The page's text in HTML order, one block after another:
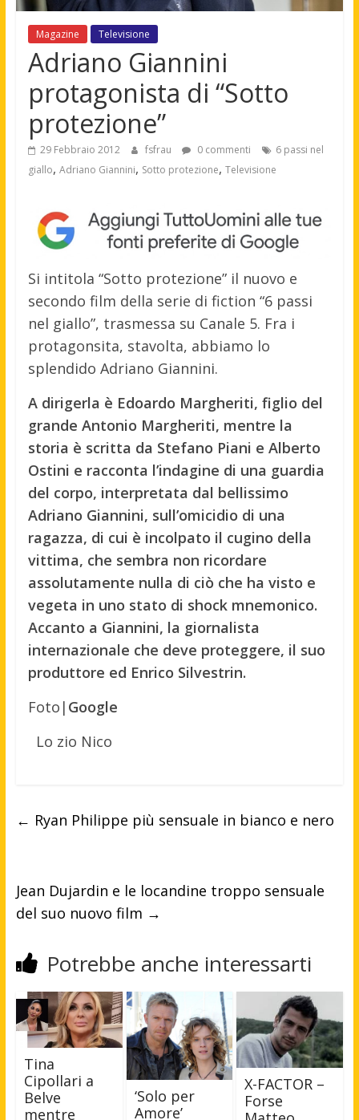
Magazine Televisione
Adriano Giannini
protagonista di “Sotto
protezione”
29 Febbraio 2012 fsfrau 0 commenti
6 passi nel
giallo, Adriano Giannini, Sotto protezione, Televisione
Si intitola “Sotto protezione” il nuovo e
secondo film della serie di fiction “6 passi
nel giallo”, trasmessa su Canale 5. Fra i
protagonsita, stavolta, abbiamo lo
splendido Adriano Giannini.
A dirigerla è Edoardo Margheriti, figlio del
grande Antonio Margheriti, mentre la
storia è scritta da Stefano Piani e Alberto
Ostini e racconta l’indagine di una guardia
del corpo, interpretata dal bellissimo
Adriano Giannini, sull’omicidio di una
ragazza, di cui è incolpato il cugino della
vittima, che sembra non ricordare
assolutamente nulla di ciò che ha visto e
vegeta in uno stato di shock mnemonico.
Accanto a Giannini, la giornalista
internazionale che deve proteggere, il suo
produttore ed Enrico Silvestrin.
Foto| Google
Lo zio Nico
← Ryan Philippe più sensuale in bianco e nero
Jean Dujardin e le locandine troppo sensuale
del suo nuovo film →
Potrebbe anche interessarti
Tina
Cipollari a
Belve
mentre
‘Solo per
Amore’
X-FACTOR –
Forse